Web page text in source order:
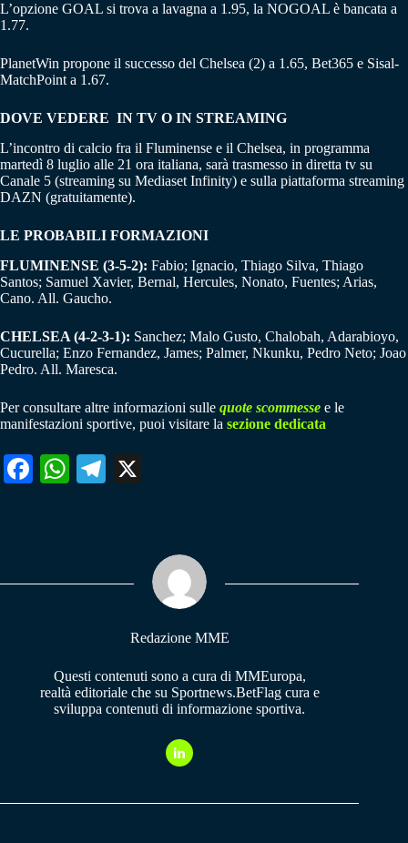
L’opzione GOAL si trova a lavagna a 1.95, la NOGOAL è bancata a
1.77.
PlanetWin propone il successo del Chelsea (2) a 1.65, Bet365 e Sisal-
MatchPoint a 1.67.
DOVE VEDERE IN TV O IN STREAMING
L’incontro di calcio fra il Fluminense e il Chelsea, in programma
martedì 8 luglio alle 21 ora italiana, sarà trasmesso in diretta tv su
Canale 5 (streaming su Mediaset Infinity) e sulla piattaforma streaming
DAZN (gratuitamente).
LE PROBABILI FORMAZIONI
FLUMINENSE (3-5-2): Fabio; Ignacio, Thiago Silva, Thiago
Santos; Samuel Xavier, Bernal, Hercules, Nonato, Fuentes; Arias,
Cano. All. Gaucho.
CHELSEA (4-2-3-1): Sanchez; Malo Gusto, Chalobah, Adarabioyo,
Cucurella; Enzo Fernandez, James; Palmer, Nkunku, Pedro Neto; Joao
Pedro. All. Maresca.
Per consultare altre informazioni sulle quote scommesse e le
manifestazioni sportive, puoi visitare la sezione dedicata
Fa W
pp
Te
m
Redazione MME
Questi contenuti sono a cura di MMEuropa,
realtà editoriale che su Sportnews.BetFlag cura e
sviluppa contenuti di informazione sportiva.